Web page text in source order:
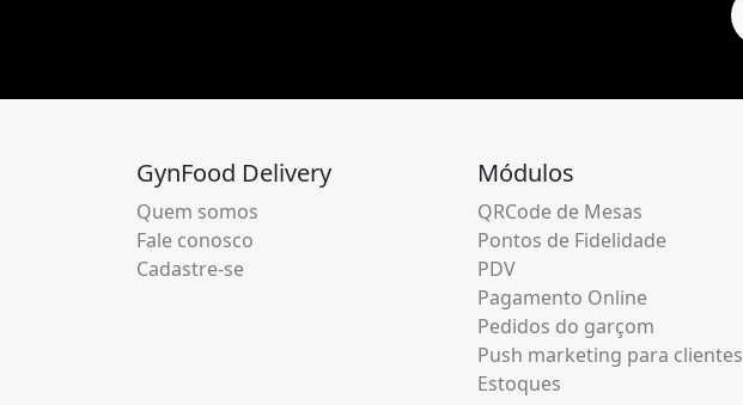
GynFood Delivery
Quem somos
Fale conosco
Cadastre-se
Módulos
QRCode de Mesas
Pontos de Fidelidade
PDV
Pagamento Online
Pedidos do garçom
Push marketing para clientes
Estoques